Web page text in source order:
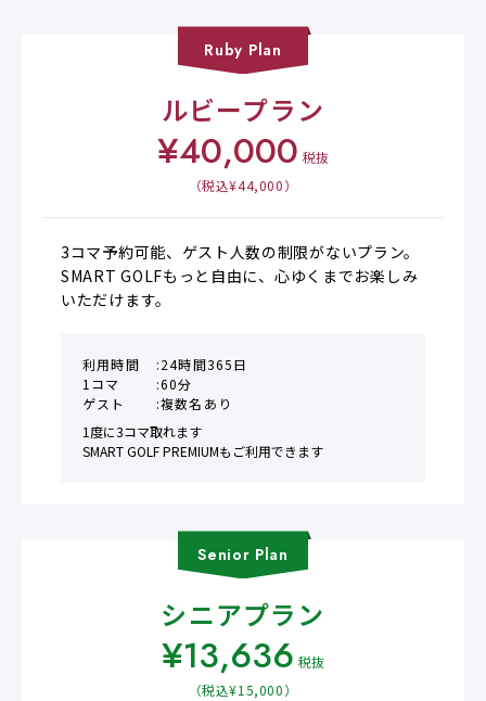
Ruby Plan
ルビープラン
¥40,000 税抜
（税込¥44,000）
3コマ予約可能、ゲスト人数の制限がないプラン。
SMART GOLFもっと自由に、心ゆくまでお楽しみ
いただけます。
利用時間
24時間365日
1コマ
60分
ゲスト
複数名あり
1度に3コマ取れます
SMART GOLF PREMIUMもご利用できます
Senior Plan
シニアプラン
¥13,636 税抜
（税込¥15,000）